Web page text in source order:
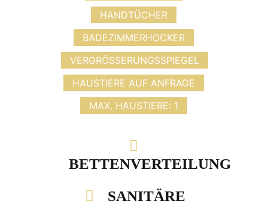
HANDTÜCHER
BADEZIMMERHOCKER
VERGRÖSSERUNGSSPIEGEL
HAUSTIERE AUF ANFRAGE
MAX. HAUSTIERE: 1
BETTENVERTEILUNG
SANITÄRE